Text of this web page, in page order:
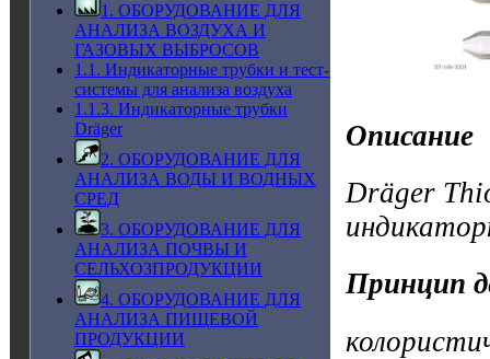
1. ОБОРУДОВАНИЕ ДЛЯ
АНАЛИЗА ВОЗДУХА И
ГАЗОВЫХ ВЫБРОСОВ
1.1. Индикаторные трубки и тест-
системы для анализа воздуха
1.1.3. Индикаторные трубки
Dräger
2. ОБОРУДОВАНИЕ ДЛЯ
АНАЛИЗА ВОДЫ И ВОДНЫХ
СРЕД
3. ОБОРУДОВАНИЕ ДЛЯ
АНАЛИЗА ПОЧВЫ И
СЕЛЬХОЗПРОДУКЦИИ
4. ОБОРУДОВАНИЕ ДЛЯ
АНАЛИЗА ПИЩЕВОЙ
ПРОДУКЦИИ
Описание
Dräger
Принцип